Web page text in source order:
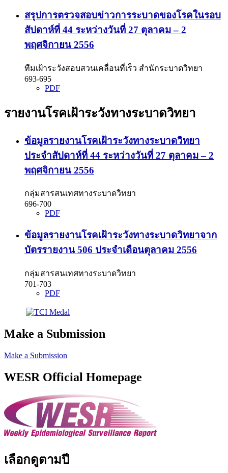
สรุปการตรวจสอบข่าวการระบาดของโรคในรอบ
สัปดาห์ที่ 44 ระหว่างวันที่ 27 ตุลาคม – 2
พฤศจิกายน 2556
ทีมเฝ้าระวังสอบสวนเคลื่อนที่เร็ว สำนักระบาดวิทยา
693-695
PDF
รายงานโรคเฝ้าระวังทางระบาดวิทยา
ข้อมูลรายงานโรคเฝ้าระวังทางระบาดวิทยา
ประจำสัปดาห์ที่ 44 ระหว่างวันที่ 27 ตุลาคม – 2
พฤศจิกายน 2556
กลุ่มสารสนเทศทางระบาดวิทยา
696-700
PDF
ข้อมูลรายงานโรคเฝ้าระวังทางระบาดวิทยาจาก
บัตรรายงาน 506 ประจำเดือนตุลาคม 2556
กลุ่มสารสนเทศทางระบาดวิทยา
701-703
PDF
Make a Submission
Make a Submission
WESR Official Homepage
เลือกดูตามปี